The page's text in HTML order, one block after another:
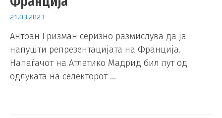
21.03.2023
Антоан Гризман серизно размислува да ја
напушти репрезентацијата на Франција.
Напаѓачот на Атлетико Мадрид бил лут од
одлуката на селекторот …